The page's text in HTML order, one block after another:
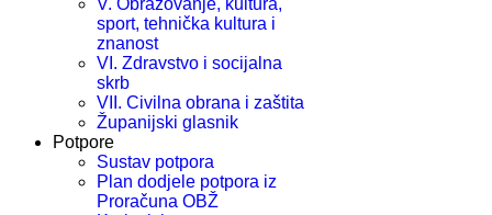
V. Obrazovanje, kultura,
sport, tehnička kultura i
znanost
VI. Zdravstvo i socijalna
skrb
VII. Civilna obrana i zaštita
Županijski glasnik
Potpore
Sustav potpora
Plan dodjele potpora iz
Proračuna OBŽ